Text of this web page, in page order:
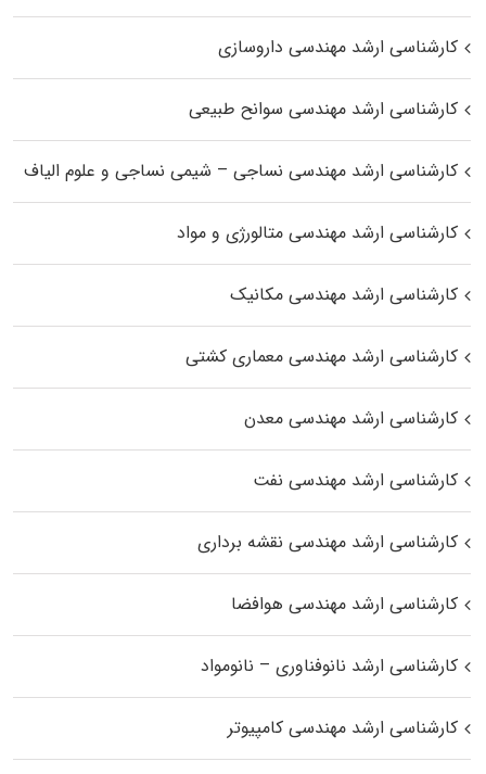
کارشناسی ارشد مهندسی داروسازی
کارشناسی ارشد مهندسی سوانح طبیعی
کارشناسی ارشد مهندسی نساجی – شیمی نساجی و علوم الیاف
کارشناسی ارشد مهندسی متالورژی و مواد
کارشناسی ارشد مهندسی مکانیک
کارشناسی ارشد مهندسی معماری کشتی
کارشناسی ارشد مهندسی معدن
کارشناسی ارشد مهندسی نفت
کارشناسی ارشد مهندسی نقشه برداری
کارشناسی ارشد مهندسی هوافضا
کارشناسی ارشد نانوفناوری – نانومواد
کارشناسی ارشد مهندسی کامپیوتر